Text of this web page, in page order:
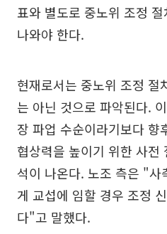
표와 별도로 중노위 조정
나와야 한다.
현재로서는 중노위 조정 절
는 아닌 것으로 파악된다.
장 파업 수순이라기보다 향
협상력을 높이기 위한 사전
석이 나온다. 노조 측은 "사
게 교섭에 임할 경우 조정
다"고 말했다.